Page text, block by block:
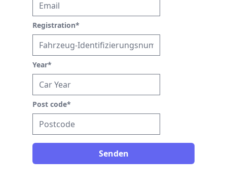
Registration*
Year*
Post code*
Senden